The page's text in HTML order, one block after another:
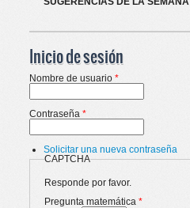
Inicio de sesión
Nombre de usuario *
Contraseña *
Solicitar una nueva contraseña
CAPTCHA
Responde por favor.
Pregunta matemática *